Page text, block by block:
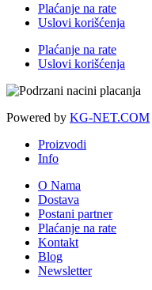
Plaćanje na rate
Uslovi korišćenja
Plaćanje na rate
Uslovi korišćenja
Powered by KG-NET.COM
Proizvodi
Info
O Nama
Dostava
Postani partner
Plaćanje na rate
Kontakt
Blog
Newsletter